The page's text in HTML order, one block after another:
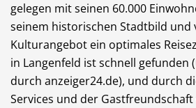
Videos
gelegen mit seinen 60.000
seinem historischen Stadtbild und
Kulturangebot ein optimales
in Langenfeld ist schnell gefunden
durch anzeiger24.de), und durch
Services und der